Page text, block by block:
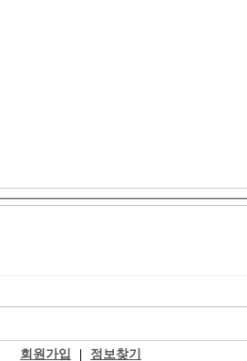
회원가입 | 정보찾기